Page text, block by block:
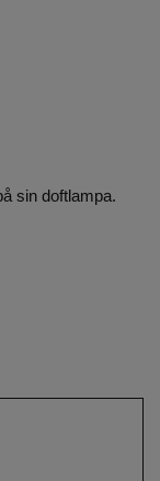
sin doftlampa.